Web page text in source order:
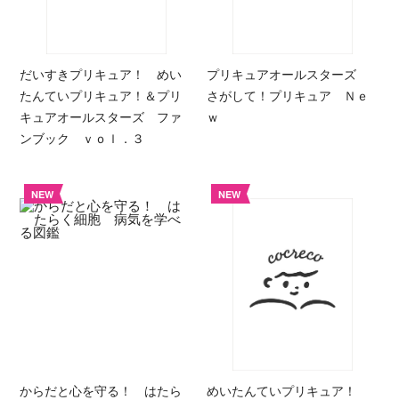
だいすきプリキュア！ めい
たんていプリキュア！＆プリ
キュアオールスターズ ファ
ンブック ｖｏｌ．３
プリキュアオールスターズ
さがして！プリキュア Ｎｅ
ｗ
NEW
からだと心を守る！ はたら
NEW
めいたんていプリキュア！